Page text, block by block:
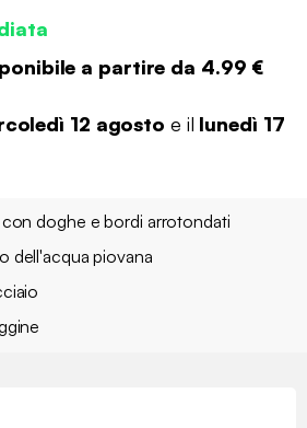
a partire da 4.99 €
12 agosto e il lunedì 17
doghe e bordi arrotondati
dell'acqua piovana